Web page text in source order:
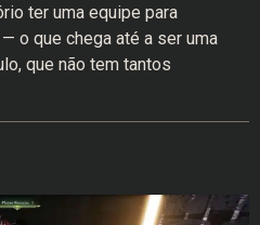
ter uma equipe para
o que chega até a ser uma
que não tem tantos